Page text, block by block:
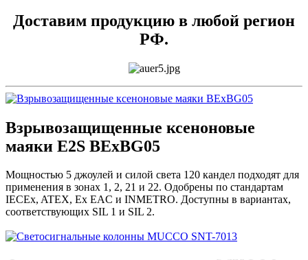
Доставим продукцию в любой регион
РФ.
Взрывозащищенные ксеноновые
маяки E2S BExBG05
Мощностью 5 джоулей и силой света 120 кандел подходят для
применения в зонах 1, 2, 21 и 22. Одобрены по стандартам
IECEx, ATEX, Ex EAC и INMETRO. Доступны в вариантах,
соответствующих SIL 1 и SIL 2.